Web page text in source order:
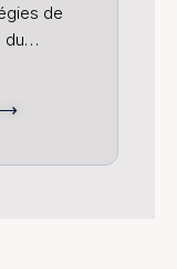
de
du…
⟶